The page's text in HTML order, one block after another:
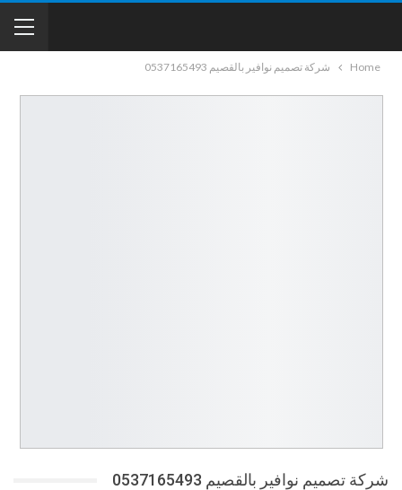
Home شركة تصميم نوافير بالقصيم 0537165493
شركة تصميم نوافير بالقصيم 0537165493